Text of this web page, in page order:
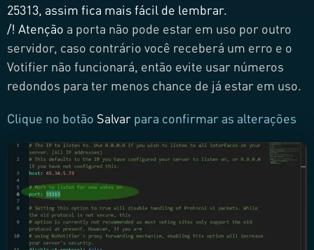
25313, assim fica mais fácil de lembrar.
/! Atenção a porta não pode estar em uso por outro
servidor, caso contrário você receberá um erro e o
Votifier não funcionará, então evite usar números
redondos para ter menos chance de já estar em uso.
Clique no botão Salvar para confirmar as alterações